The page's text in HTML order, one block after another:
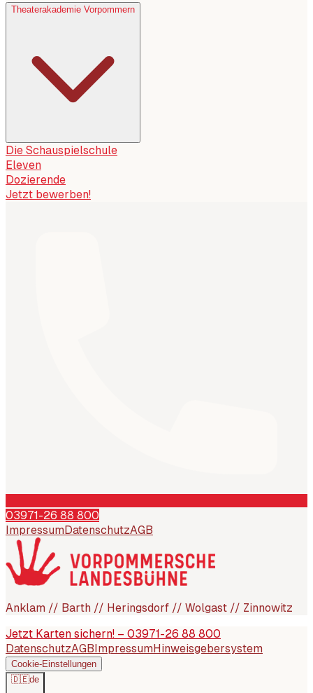
Theaterakademie Vorpommern
Die Schauspielschule
Eleven
Dozierende
Jetzt bewerben!
03971-26 88 800
Impressum DatenschutzAGB
Anklam // Barth // Heringsdorf // Wolgast // Zinnowitz
Jetzt Karten sichern! – 03971-26 88 800
DatenschutzAGB ImpressumHinweisgebersystem
Cookie-Einstellungen
🇩🇪de